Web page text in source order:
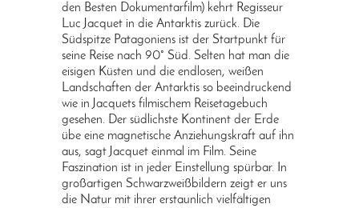
den Besten Dokumentarfilm) kehrt Regisseur
Luc Jacquet in die Antarktis zurück. Die
Südspitze Patagoniens ist der Startpunkt für
seine Reise nach 90° Süd. Selten hat man die
eisigen Küsten und die endlosen, weißen
Landschaften der Antarktis so beeindruckend
wie in Jacquets filmischem Reisetagebuch
gesehen. Der südlichste Kontinent der Erde
übe eine magnetische Anziehungskraft auf ihn
aus, sagt Jacquet einmal im Film. Seine
Faszination ist in jeder Einstellung spürbar. In
großartigen Schwarzweißbildern zeigt er uns
die Natur mit ihrer erstaunlich vielfältigen